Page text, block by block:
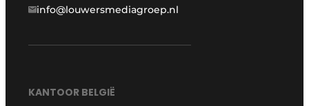
info@louwersmediagroep.nl
KANTOOR BELGIË